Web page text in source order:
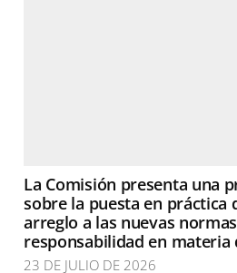
La Comisión presenta una
sobre la puesta en práctica
arreglo a las nuevas
responsabilidad en materia
23 DE JULIO DE 2026